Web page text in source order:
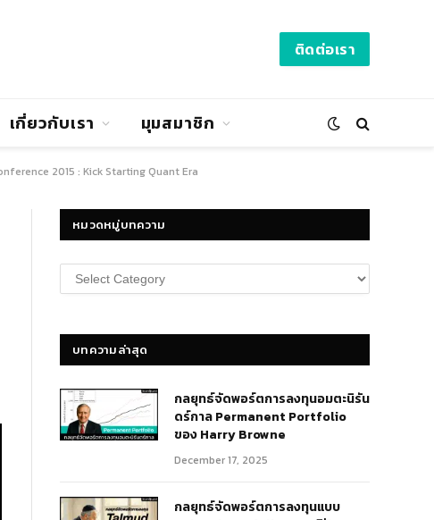
ติดต่อเรา
เกี่ยวกับเรา มุมสมาชิก
2015 : Kick Starting Quant Era
หมวดหมู่บทความ
หมวด
หมู่
บทความล่าสุด
กลยุทธ์​จัดพอร์ตการลงทุนอมตะนิรัน
ดร์กาล Permanent Portfolio
ของ Harry Browne
December 17, 2025
กลยุทธ์จัดพอร์ตการลงทุนแบบ